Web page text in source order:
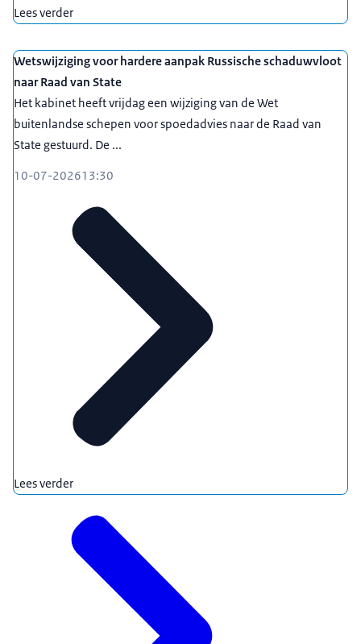
Lees verder
Wetswijziging voor hardere aanpak Russische schaduwvloot
naar Raad van State
Het kabinet heeft vrijdag een wijziging van de Wet
buitenlandse schepen voor spoedadvies naar de Raad van
State gestuurd. De ...
10-07-202613:30
Lees verder